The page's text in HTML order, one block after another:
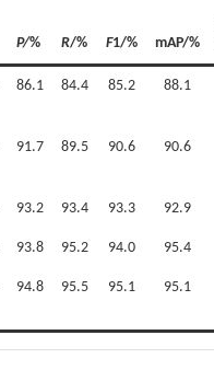
P/% R/% F1/% mAP/%
86.1 84.4 85.2 88.1
91.7 89.5 90.6 90.6
93.2 93.4 93.3 92.9
93.8 95.2 94.0 95.4
94.8 95.5 95.1 95.1